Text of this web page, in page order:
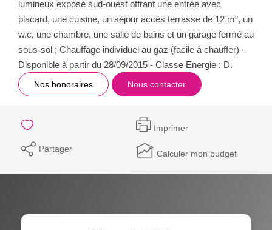
lumineux exposé sud-ouest offrant une entrée avec
placard, une cuisine, un séjour accès terrasse de 12 m², un
w.c, une chambre, une salle de bains et un garage fermé au
sous-sol ; Chauffage individuel au gaz (facile à chauffer) -
Disponible à partir du 28/09/2015 - Classe Energie : D.
Nos honoraires Nous contacter
Imprimer
Partager Calculer mon budget